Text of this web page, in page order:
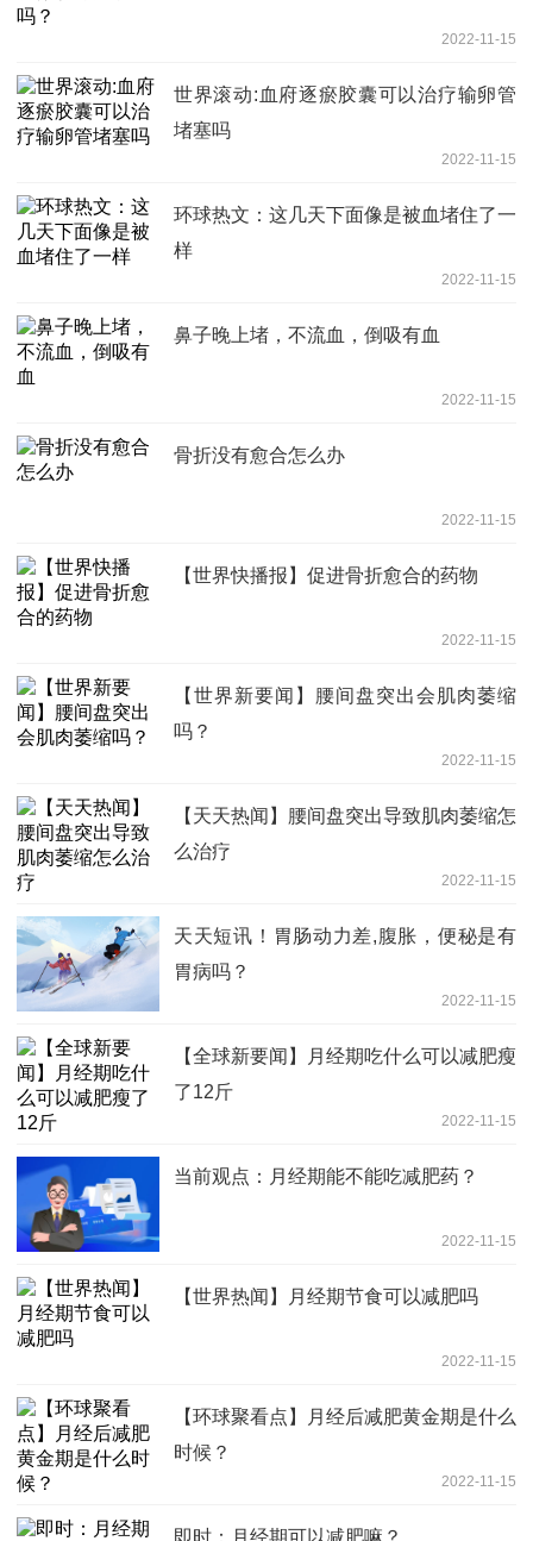
2022-11-15
世界滚动:血府逐瘀胶囊可以治疗输卵管
堵塞吗
2022-11-15
环球热文：这几天下面像是被血堵住了一
样
2022-11-15
鼻子晚上堵，不流血，倒吸有血
2022-11-15
骨折没有愈合怎么办
2022-11-15
【世界快播报】促进骨折愈合的药物
2022-11-15
【世界新要闻】腰间盘突出会肌肉萎缩
吗？
2022-11-15
【天天热闻】腰间盘突出导致肌肉萎缩怎
么治疗
2022-11-15
天天短讯！胃肠动力差,腹胀，便秘是有
胃病吗？
2022-11-15
【全球新要闻】月经期吃什么可以减肥瘦
了12斤
2022-11-15
当前观点：月经期能不能吃减肥药？
2022-11-15
【世界热闻】月经期节食可以减肥吗
2022-11-15
【环球聚看点】月经后减肥黄金期是什么
时候？
2022-11-15
即时：月经期可以减肥嘛？